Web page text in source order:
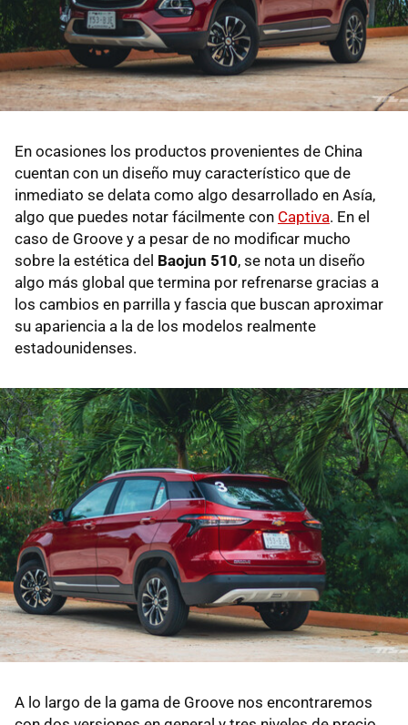
En ocasiones los productos provenientes de China
cuentan con un diseño muy característico que de
inmediato se delata como algo desarrollado en Asía,
algo que puedes notar fácilmente con Captiva. En el
caso de Groove y a pesar de no modificar mucho
sobre la estética del Baojun 510, se nota un diseño
algo más global que termina por refrenarse gracias a
los cambios en parrilla y fascia que buscan aproximar
su apariencia a la de los modelos realmente
estadounidenses.
A lo largo de la gama de Groove nos encontraremos